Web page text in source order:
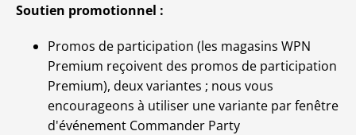
Soutien promotionnel :
Promos de participation (les magasins WPN
Premium reçoivent des promos de participation
Premium), deux variantes ; nous vous
encourageons à utiliser une variante par fenêtre
d'événement Commander Party